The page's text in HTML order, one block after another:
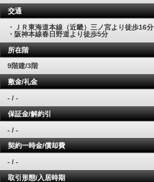
交通
・ＪＲ東海道本線（近畿）三ノ宮より徒歩16分
・阪神本線春日野道より徒歩5分
所在階
9階建/3階
敷金/礼金
- / -
保証金/解約引
- / -
契約一時金/償却費
- / -
取引形態/入居時期